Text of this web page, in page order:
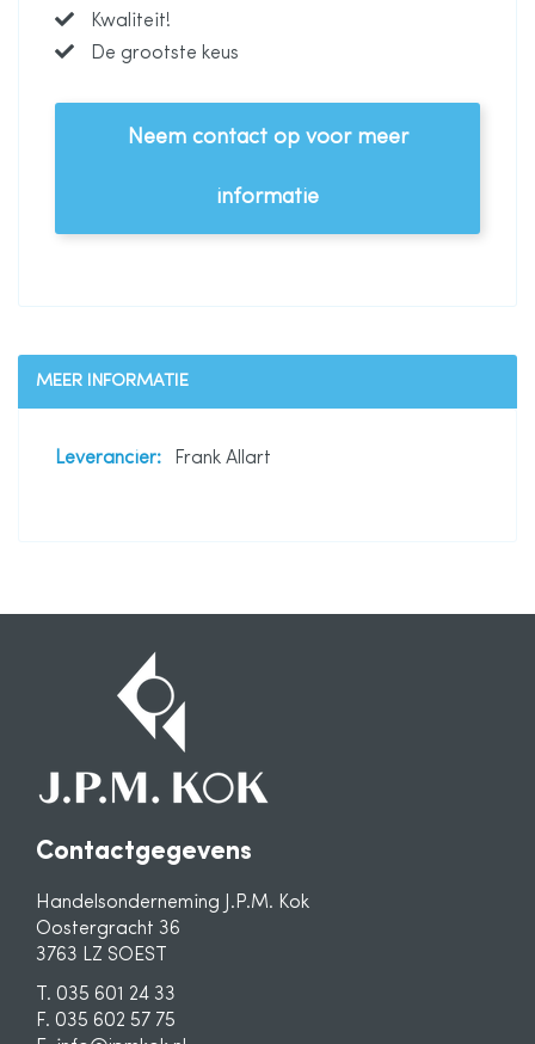
Kwaliteit!
De grootste keus
Neem contact op voor meer
informatie
MEER INFORMATIE
Meer
Frank Allart
Contactgegevens
Handelsonderneming J.P.M. Kok
Oostergracht 36
3763 LZ SOEST
T. 035 601 24 33
F. 035 602 57 75